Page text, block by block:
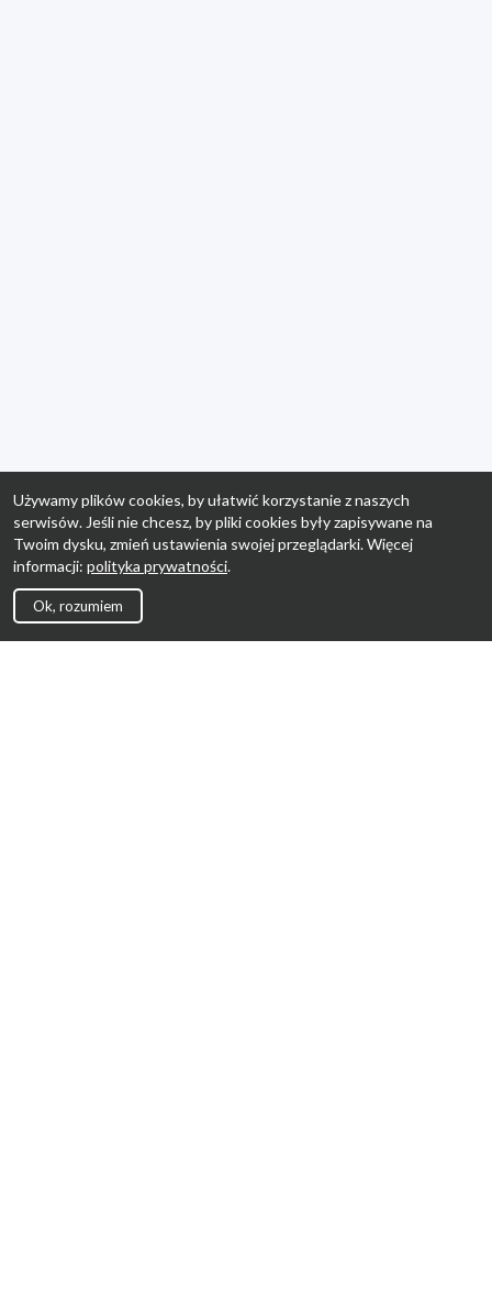
Używamy plików cookies, by ułatwić korzystanie z naszych
serwisów. Jeśli nie chcesz, by pliki cookies były zapisywane na
Twoim dysku, zmień ustawienia swojej przeglądarki. Więcej
informacji: polityka prywatności.
Ok, rozumiem